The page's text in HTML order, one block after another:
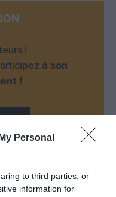
Personal
to third parties, or
information for
!
à son
!